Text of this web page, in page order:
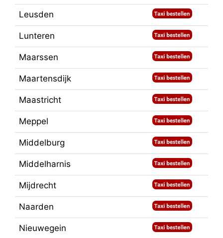
Leusden
Lunteren
Maarssen
Maartensdijk
Maastricht
Meppel
Middelburg
Middelharnis
Mijdrecht
Naarden
Nieuwegein